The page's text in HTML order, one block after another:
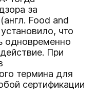
за
Food and
что
одновременно
При
термина для
сертификации